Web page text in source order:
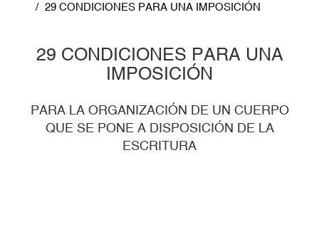
29 CONDICIONES PARA UNA IMPOSICIÓN
29 CONDICIONES PARA UNA
IMPOSICIÓN
PARA LA ORGANIZACIÓN DE UN CUERPO
QUE SE PONE A DISPOSICIÓN DE LA
ESCRITURA